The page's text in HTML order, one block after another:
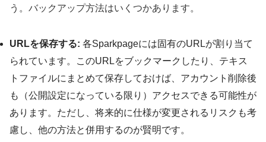
う。バックアップ方法はいくつかあります。
URLを保存する: 各Sparkpageには固有のURLが割り当て
られています。このURLをブックマークしたり、テキス
トファイルにまとめて保存しておけば、アカウント削除後
も（公開設定になっている限り）アクセスできる可能性が
あります。ただし、将来的に仕様が変更されるリスクも考
慮し、他の方法と併用するのが賢明です。